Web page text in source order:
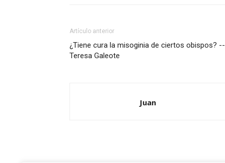
Artículo anterior
¿Tiene cura la misoginia de ciertos obispos? --
Teresa Galeote
Juan